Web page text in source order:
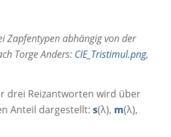
Zapfentypen abhängig von der
Torge Anders: CIE_Tristimul.png,
drei Reizantworten wird über
Anteil dargestellt: s(λ), m(λ),